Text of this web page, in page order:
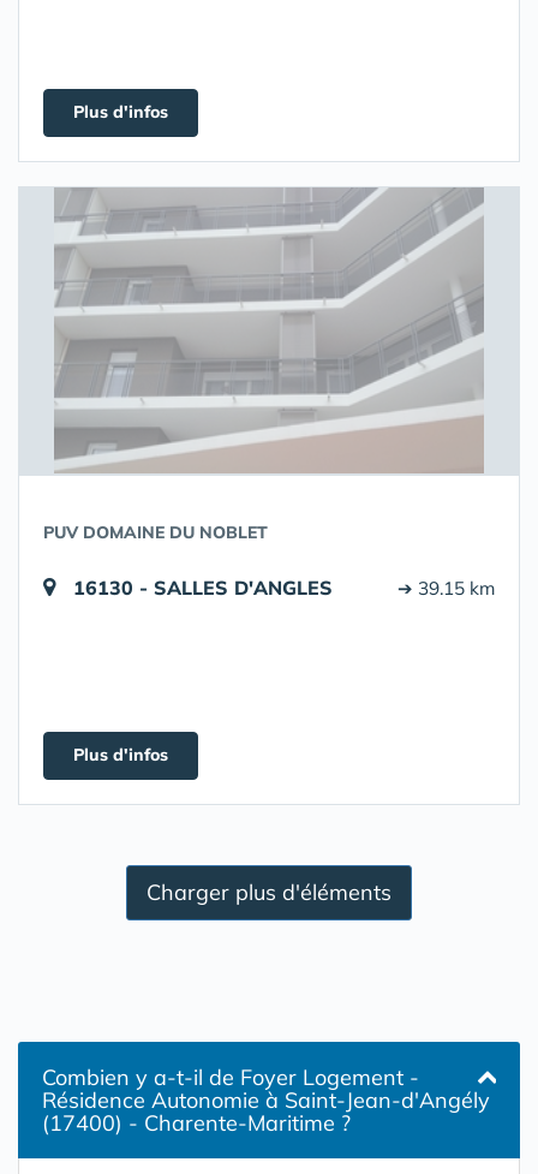
Plus d'infos
PUV DOMAINE DU NOBLET
16130 - SALLES D'ANGLES ➔ 39.15 km
Plus d'infos
Charger plus d'éléments
Combien y a-t-il de Foyer Logement -
Résidence Autonomie à Saint-Jean-d'Angély
(17400) - Charente-Maritime ?